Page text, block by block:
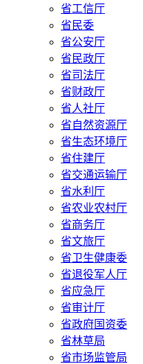
省工信厅
省民委
省公安厅
省民政厅
省司法厅
省财政厅
省人社厅
省自然资源厅
省生态环境厅
省住建厅
省交通运输厅
省水利厅
省农业农村厅
省商务厅
省文旅厅
省卫生健康委
省退役军人厅
省应急厅
省审计厅
省政府国资委
省林草局
省市场监管局